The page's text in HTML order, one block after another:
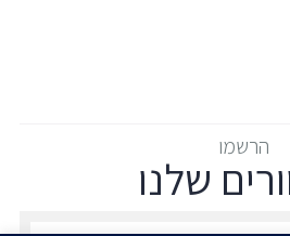
הרשמו
שלנו